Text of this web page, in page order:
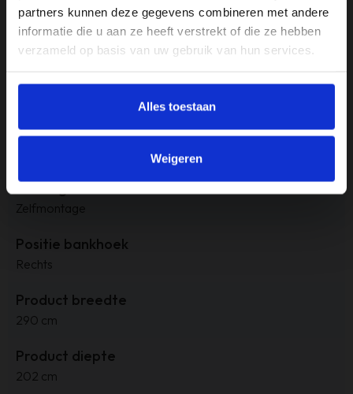
partners kunnen deze gegevens combineren met andere
informatie die u aan ze heeft verstrekt of die ze hebben
verzameld op basis van uw gebruik van hun services.
Alles toestaan
Weigeren
Kleur
Beige
Merk
Montage
Zelfmontage
Positie bankhoek
Rechts
Product breedte
290 cm
Product diepte
202 cm